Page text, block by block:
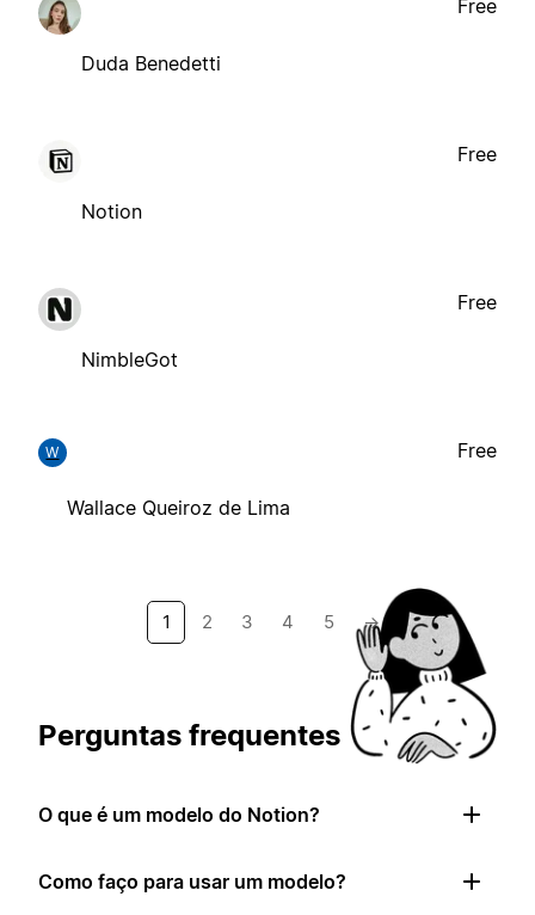
Duda Benedetti
Free
Notion
Free
NimbleGot
Free
W
Wallace Queiroz de Lima
Free
1 2 3 4 5 →
Perguntas frequentes
O que é um modelo do Notion?
Como faço para usar um modelo?